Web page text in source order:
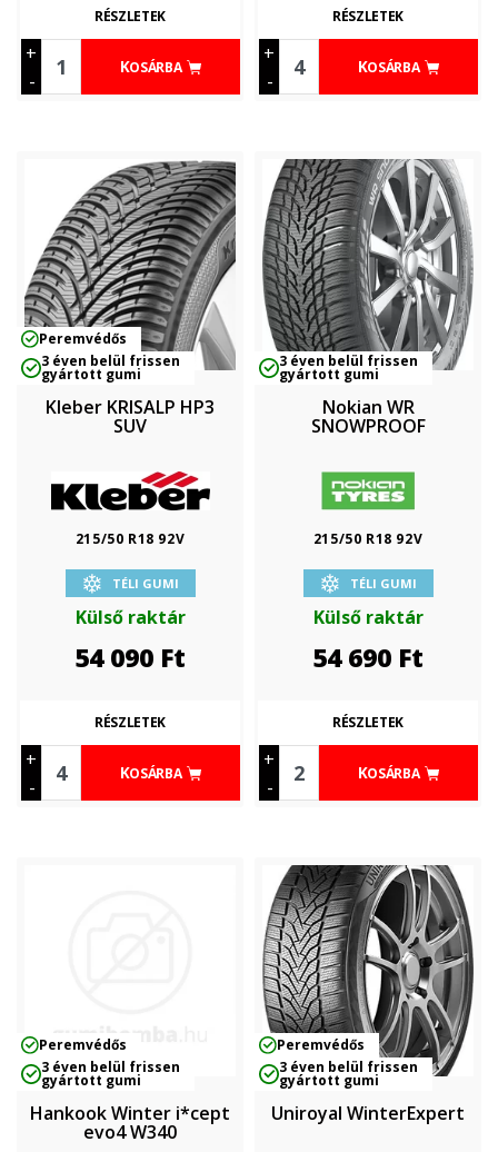
+
-
KOSÁRBA
RÉSZLETEK
+
-
KOSÁRBA
RÉSZLETEK
Peremvédős
3 éven belül frissen
gyártott gumi
Kleber KRISALP HP3
SUV
215/50 R18 92V
TÉLI GUMI
Külső raktár
54 090 Ft
+
-
KOSÁRBA
RÉSZLETEK
3 éven belül frissen
gyártott gumi
Nokian WR
SNOWPROOF
215/50 R18 92V
TÉLI GUMI
Külső raktár
54 690 Ft
+
-
KOSÁRBA
RÉSZLETEK
Peremvédős
3 éven belül frissen
gyártott gumi
Hankook Winter i*cept
evo4 W340
Peremvédős
3 éven belül frissen
gyártott gumi
Uniroyal WinterExpert